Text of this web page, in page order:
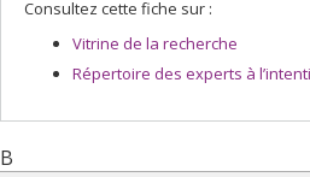
Consultez cette fiche sur :
Vitrine de la recherche
Répertoire des experts à
B